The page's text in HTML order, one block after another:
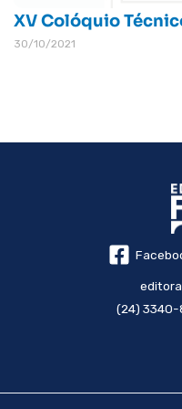
XV Colóquio
30/10/2021
(24) 3340-